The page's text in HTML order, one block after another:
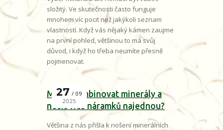
složitý. Ve skutečnosti často funguje
mnohem víc pocit než jakýkoli seznam
vlastností. Když vás nějaký kámen zaujme
na první pohled, většinou to má svůj
důvod, i když ho třeba neumíte přesně
pojmenovat.
Mohu kombinovat minerály a
nosit více náramků najednou?
27
09
2025
Většina z nás přišla k nošení minerálních